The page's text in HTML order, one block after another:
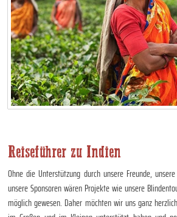
Reiseführer zu Indien
Ohne die Unterstützung durch unsere Freunde,
unsere Sponsoren wären Projekte wie unsere
möglich gewesen. Daher möchten wir uns ganz